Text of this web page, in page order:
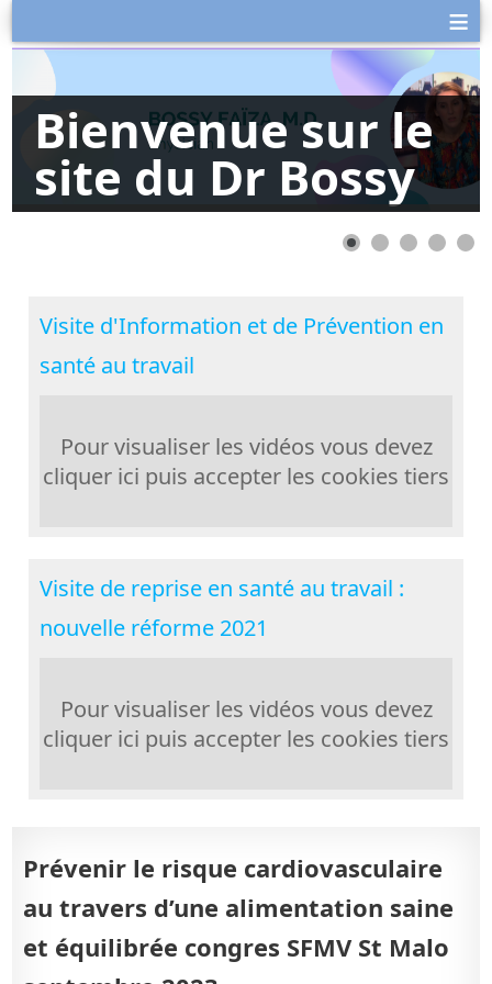
≡
Bienvenue sur le
site du Dr Bossy
Visite d'Information et de Prévention en
santé au travail
Pour visualiser les vidéos vous devez
cliquer ici puis accepter les cookies tiers
Visite de reprise en santé au travail :
nouvelle réforme 2021
Pour visualiser les vidéos vous devez
cliquer ici puis accepter les cookies tiers
Prévenir le risque cardiovasculaire
au travers d’une alimentation saine
et équilibrée congres SFMV St Malo